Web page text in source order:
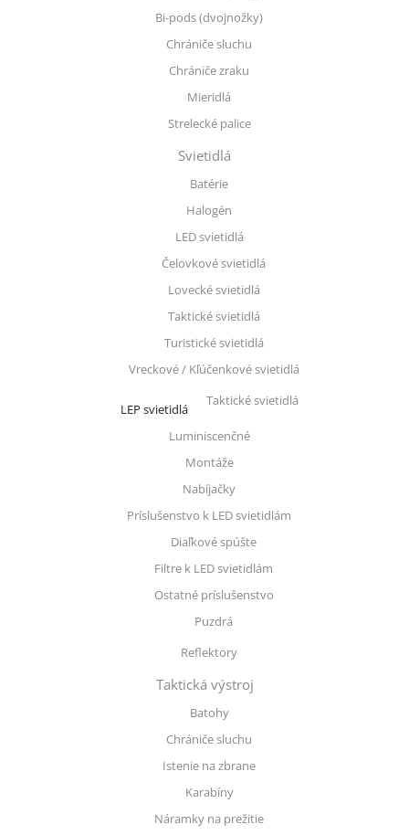
Bi-pods (dvojnožky)
Chrániče sluchu
Chrániče zraku
Mieridlá
Strelecké palice
Svietidlá
Batérie
Halogén
LED svietidlá
Čelovkové svietidlá
Lovecké svietidlá
Taktické svietidlá
Turistické svietidlá
Vreckové / Kľúčenkové svietidlá
LEP svietidlá
Taktické svietidlá
Luminiscenčné
Montáže
Nabíjačky
Príslušenstvo k LED svietidlám
Diaľkové spúšte
Filtre k LED svietidlám
Ostatné príslušenstvo
Puzdrá
Reflektory
Taktická výstroj
Batohy
Chrániče sluchu
Istenie na zbrane
Karabíny
Náramky na prežitie